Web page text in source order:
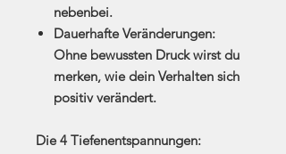
nebenbei.
Dauerhafte Veränderungen:
Ohne bewussten Druck wirst du
merken, wie dein Verhalten sich
positiv verändert.
Die 4 Tiefenentspannungen: